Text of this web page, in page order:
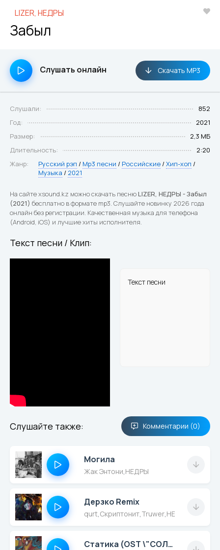
LIZER, НЕДРЫ
Забыл
Слушать онлайн Скачать MP3
Слушали:
852
Год:
2021
Размер:
2,3 МБ
Длительность:
2:20
Жанр:
Русский рэп / Mp3 песни / Российские /Хип-хоп /
Музыка / 2021
На сайте xsound.kz можно скачать песнюLIZER, НЕДРЫ - Забыл
(2021) бесплатно в формате mp3. Слушайте новинку 2026 года
онлайн без регистрации. Качественная музыка для телефона
(Android, iOS) и лучшие хиты исполнителя.
Текст песни / Клип:
Текст песни
Слушайте также: Комментарии (0)
Могила
Жак Энтони НЕДРЫ
Дерзко Remix
qurt Скриптонит Truwer НЕДРЫ
Статика (OST \"СОЛДАУТ\")